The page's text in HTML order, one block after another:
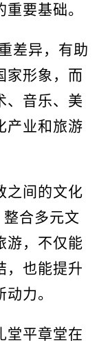
要基础。
差异，有助
家形象，而
、音乐、美
产业和旅游
之间的文化
整合多元文
游，不仅能
，也能提升
力。
堂平章堂在